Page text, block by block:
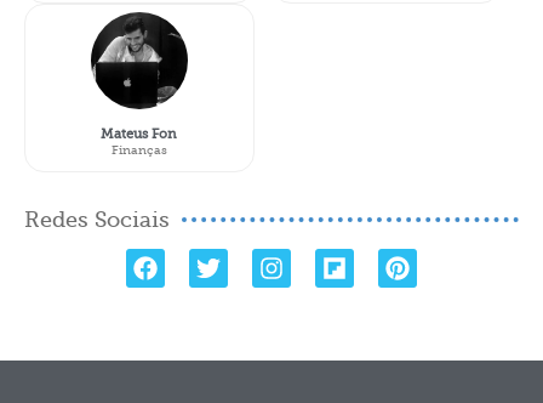
Mateus Fon
Finanças
Redes Sociais